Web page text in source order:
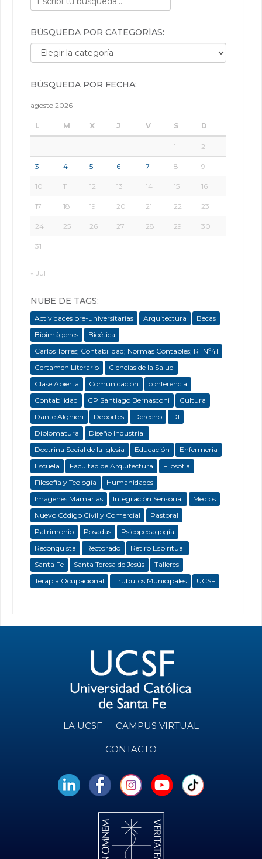
BÚSQUEDA POR CATEGORÍAS:
Búsqueda por categorías:
BÚSQUEDA POR FECHA:
agosto 2026
L M X J V S D
1 2
3 4 5 6 7 8 9
10 11 12 13 14 15 16
17 18 19 20 21 22 23
24 25 26 27 28 29 30
31
« Jul
NUBE DE TAGS:
Actividades pre-universitarias Arquitectura
Becas
Bioimágenes
Bioética
Carlos Torres; Contabilidad; Normas Contables; RTNº41
Certamen Literario
Ciencias de la Salud
Clase Abierta
Comunicación
conferencia
Contabilidad
CP Santiago Bernasconi
Cultura
Dante Alghieri
Deportes Derecho
DI
Diplomatura
Diseño Industrial
Doctrina Social de la Iglesia
Educación
Enfermeria
Escuela
Facultad de Arquitectura
Filosofía
Filosofía y Teología
Humanidades
Imágenes Mamarias
Integración Sensorial
Medios
Nuevo Código Civil y Comercial
Pastoral
Patrimonio
Posadas
Psicopedagogía
Reconquista
Rectorado
Retiro Espiritual
Santa Fe
Santa Teresa de Jesús
Talleres
Terapia Ocupacional
Trubutos Municipales UCSF
LA UCSF CAMPUS VIRTUAL
CONTACTO